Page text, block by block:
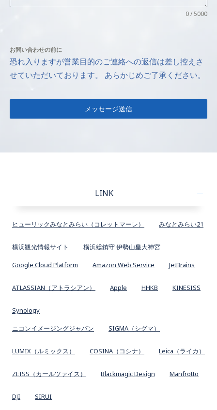
0 / 5000
お問い合わせの前に
恐れ入りますが営業目的のご連絡への返信は差し控えさ
せていただいております。 あらかじめご了承ください。
メッセージ送信
LINK
ヒューリックみなとみらい（コレットマーレ） みなとみらい21
横浜観光情報サイト 横浜総鎮守 伊勢山皇大神宮
Google Cloud Platform Amazon Web Service JetBrains
ATLASSIAN（アトラシアン） Apple HHKB KINESISS
Synology
ニコンイメージングジャパン SIGMA（シグマ）
LUMIX（ルミックス） COSINA（コシナ） Leica（ライカ）
ZEISS（カールツァイス） Blackmagic Design Manfrotto
DJI SIRUI